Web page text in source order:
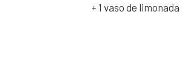
+ 1 vaso de limonada